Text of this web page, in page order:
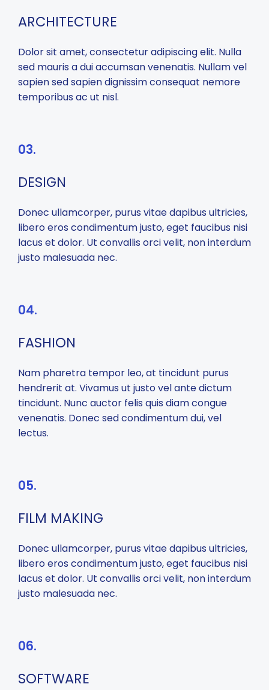
ARCHITECTURE
Dolor sit amet, consectetur adipiscing elit. Nulla
sed mauris a dui accumsan venenatis. Nullam vel
sapien sed sapien dignissim consequat nemore
temporibus ac ut nisl.
03.
DESIGN
Donec ullamcorper, purus vitae dapibus ultricies,
libero eros condimentum justo, eget faucibus nisi
lacus et dolor. Ut convallis orci velit, non interdum
justo malesuada nec.
04.
FASHION
Nam pharetra tempor leo, at tincidunt purus
hendrerit at. Vivamus ut justo vel ante dictum
tincidunt. Nunc auctor felis quis diam congue
venenatis. Donec sed condimentum dui, vel
lectus.
05.
FILM MAKING
Donec ullamcorper, purus vitae dapibus ultricies,
libero eros condimentum justo, eget faucibus nisi
lacus et dolor. Ut convallis orci velit, non interdum
justo malesuada nec.
06.
SOFTWARE